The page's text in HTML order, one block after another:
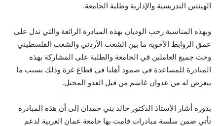
الهيئتين التدريسية والإدارية وطلبة الجامعة.
وبهذه المناسبة رحب الوديان بهذه المبادرة الرائعة والتي تدل على
عمق الروابط الأخوية ما بين الشعب الأردني والشعب الفلسطيني
وحث جميع العاملين في الجامعة والطلبة على المشاركة بهذه
المبادرة للمساعدة في صمود أهلنا في قطاع غزة وذلك بسبب ما
يتعرض له من عدوان غاشم من قبل العدو المحتل.
بدوره أشار الأستاذ الدكتور خالد بني حمدان إلى أن هذه المبادرة
تأتي ضمن سلسة مبادرات قامت بها جامعة عمان العربية لدعم